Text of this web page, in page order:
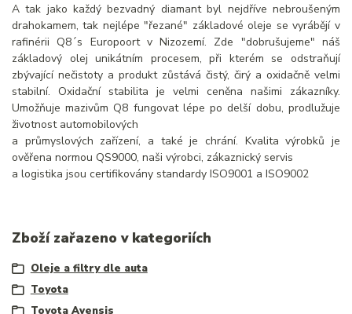
A tak jako každý bezvadný diamant byl nejdříve nebroušeným
drahokamem, tak nejlépe "řezané" základové oleje se vyrábějí v
rafinérii Q8´s Europoort v Nizozemí. Zde "dobrušujeme" náš
základový olej unikátním procesem, při kterém se odstraňují
zbývající nečistoty a produkt zůstává čistý, čirý a oxidačně velmi
stabilní. Oxidační stabilita je velmi ceněna našimi zákazníky.
Umožňuje mazivům Q8 fungovat lépe po delší dobu, prodlužuje
životnost automobilových
a průmyslových zařízení, a také je chrání. Kvalita výrobků je
ověřena normou QS9000, naši výrobci, zákaznický servis
a logistika jsou certifikovány standardy ISO9001 a ISO9002
Zboží zařazeno v kategoriích
Oleje a filtry dle auta
Toyota
Toyota Avensis